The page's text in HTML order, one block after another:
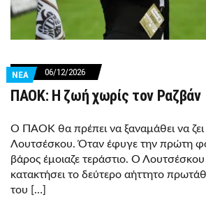
ΝΕΑ 06/12/2026
ΠΑΟΚ: Η ζωή χωρίς τον Ραζβάν
Ο ΠΑΟΚ θα πρέπει να ξαναμάθει να ζει
Λουτσέσκου. Όταν έφυγε την πρώτη
βάρος έμοιαζε τεράστιο. Ο Λουτσέσκου
κατακτήσει το δεύτερο αήττητο
του […]